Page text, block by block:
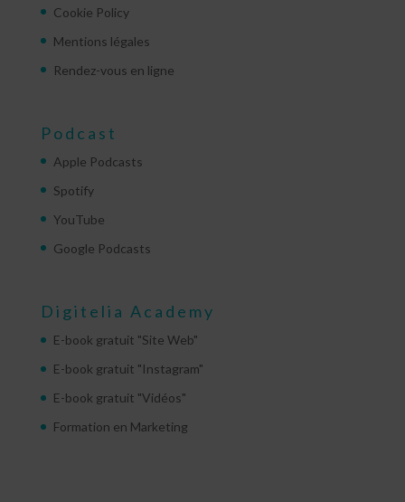
Cookie Policy
Mentions légales
Rendez-vous en ligne
Podcast
Apple Podcasts
Spotify
YouTube
Google Podcasts
Digitelia Academy
E-book gratuit "Site Web"
E-book gratuit "Instagram"
E-book gratuit "Vidéos"
Formation en Marketing